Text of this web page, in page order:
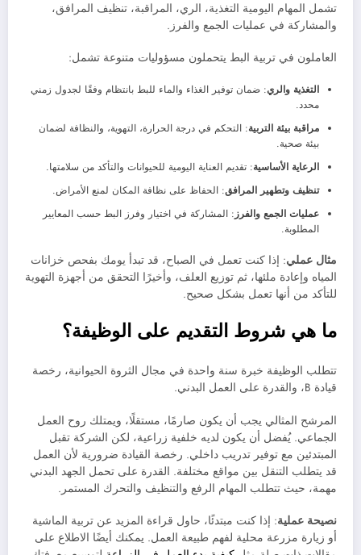
تشمل المهام اليومية التغذية، الري، المراقبة، تنظيف المرافق،
والمشاركة في عمليات الجمع والفرز.
العاملون في تربية البط يتحملون مسؤوليات متنوعة تشمل:
التغذية والري: ضمان توفير الغذاء والماء للبط بانتظام وفقًا لجدول زمني
محدد.
مراقبة بيئة التربية: التحكم في درجة الحرارة، التهوية، والنظافة لضمان
بيئة صحية.
الرعاية الأساسية: تقديم العناية اليومية للحيوانات والتأكد من سلامتها.
تنظيف وتطهير المرافق: الحفاظ على نظافة المكان لمنع الأمراض.
عمليات الجمع والفرز: المشاركة في اختيار وفرز البط حسب المعايير
المطلوبة.
مثال عملي: إذا كنت تعمل في الصباح، قد تبدأ يومك بفحص خزانات
المياه وإعادة ملئها، ثم توزيع العلف، وأخيرًا التحقق من أجهزة التهوية
للتأكد من أنها تعمل بشكل صحيح.
ما هي شروط التقديم على الوظيفة؟
تتطلب الوظيفة خبرة سنة واحدة في مجال الثروة الحيوانية، رخصة
قيادة B، والقدرة على العمل البدني.
المرشح المثالي يجب أن يكون صارمًا، مستقلًا، ويمتلك روح العمل
الجماعي. يُفضل أن يكون لديه خلفية زراعية، لكن الشركة تقبل
المبتدئين مع توفير تدريب داخلي. رخصة القيادة ضرورية لأن العمل
قد يتطلب التنقل بين مواقع مختلفة. القدرة على تحمل الجهد البدني
مهمة، حيث تتطلب المهام الرفع والتنظيف والتحرك المستمر.
نصيحة عملية: إذا كنت مبتدئًا، حاول قراءة المزيد عن تربية الماشية
أو زيارة مزرعة محلية لفهم طبيعة العمل. يمكنك أيضًا الاطلاع على